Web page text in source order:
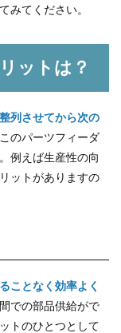
みてください。
ットは？
列させてから次の
のパーツフィーダ
例えば生産性の向
ットがありますの
ことなく効率よく
での部品供給がで
トのひとつとして